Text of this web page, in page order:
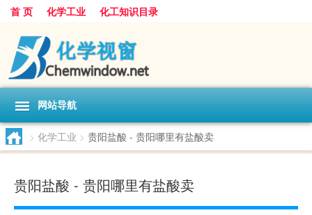
首 页 化学工业 化工知识目录
网站导航
> 化学工业 > 贵阳盐酸 - 贵阳哪里有盐酸卖
贵阳盐酸 - 贵阳哪里有盐酸卖